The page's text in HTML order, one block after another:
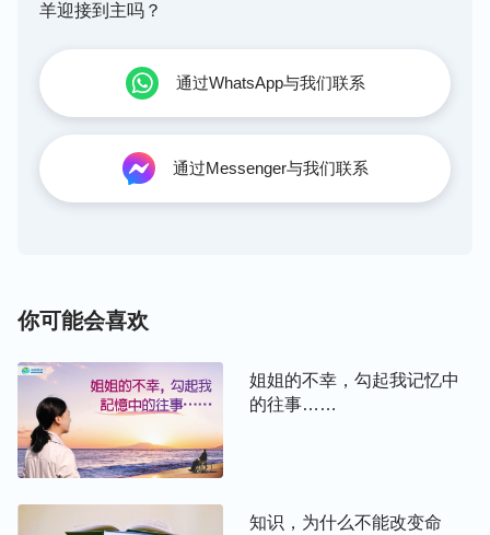
于是我便又找了份相对轻松一些的工作。雇主家有一
个小孩，才四个月大，每天夜里都会哭醒好几次，已
经累了一天的我，到晚上也不能好好休息。时间一
长，我的颈椎、腰椎常常隐隐作痛。多少次我痛得受
不了时想辞职再找份轻松的活，但一想到出门在外打
工哪有不辛苦的，况且雇主家给的工资也高，现在不
吃苦，将来回国没挣多少钱让亲朋好友咋看呢？想到
受伤了，疼痛难忍，最后只能靠吃止疼药来缓解疼
每月一千多欧的工资我就舍不得，我的心犹如被磁铁
吸住了一样，难以放下多挣钱的欲望……
神话语带领，找到痛苦根源
正当我陷入痛苦之中无法自拔时，我有幸接受了神的
羊迎接到主吗？
通过WhatsApp与我们联系
通过Messenger与我们联系
你可能会喜欢
姐姐的不幸，勾起我记忆中
的往事……
知识，为什么不能改变命